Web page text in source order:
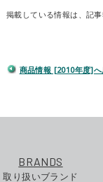
掲載している情報は、記
商品情報 [2010年度]へ
BRANDS
取り扱いブランド